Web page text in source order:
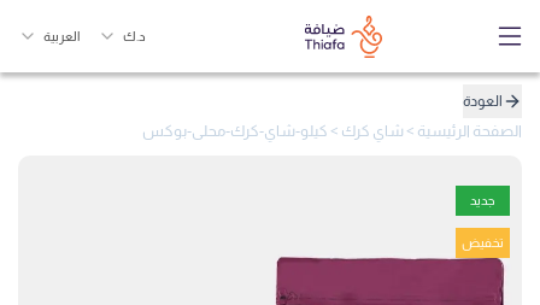
د.ك العربية
العودة
الصفحة الرئيسية > شاي كرك > كيلو-شاي-كرك-محلى-بوكس
جديد
تخفيض